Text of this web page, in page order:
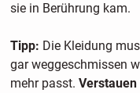
sie in Berührung kam.
Tipp: Die Kleidung
gar weggeschmissen
mehr passt. Verstauen